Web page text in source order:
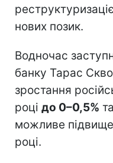
нових позик.
Водночас
банку Тарас
зростання
році до 0–0,5%
можливе
році.